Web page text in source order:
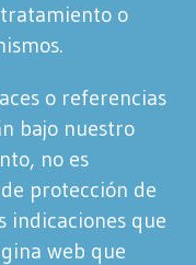
o
o referencias
bajo nuestro
no es
protección de
indicaciones que
web que